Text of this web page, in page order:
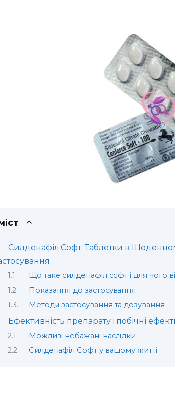
Силденафіл Софт: Таблетки в
Що таке силденафіл софт і для чого
Показання до застосування
Методи застосування та дозування
Ефективність препарату і побічні
Можливі небажані наслідки
Силденафіл Софт у вашому житті